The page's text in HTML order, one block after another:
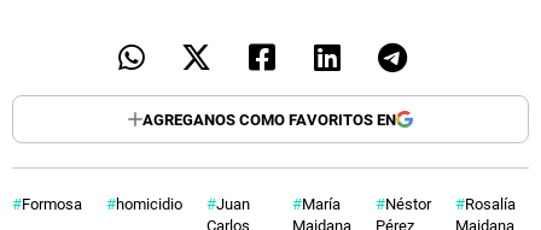
AGREGANOS COMO FAVORITOS EN
Formosa homicidio
Juan
Carlos
María
Maidana
Néstor
Pérez
Rosalía
Maidana